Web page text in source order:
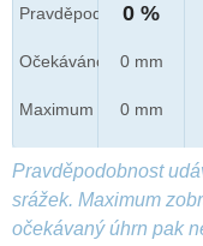
Pravděpod.
Očekáváno
Maximum
0 %
0 mm
0 mm
Pravděpodobnost
srážek. Maximum
očekávaný úhrn pak